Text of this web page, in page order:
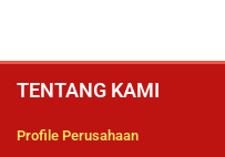
TENTANG KAMI
Profile Perusahaan